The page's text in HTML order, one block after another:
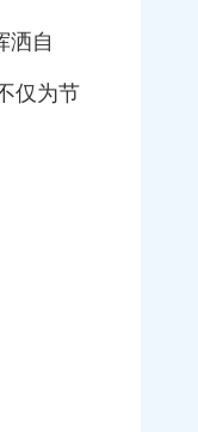
洒自
仅为节